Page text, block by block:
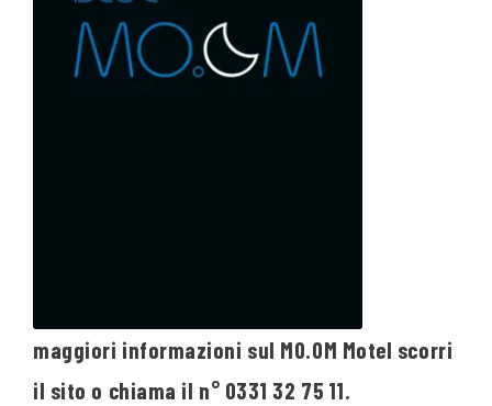
maggiori informazioni sul MO.OM Motel scorri
il sito o chiama il n° 0331 32 75 11.